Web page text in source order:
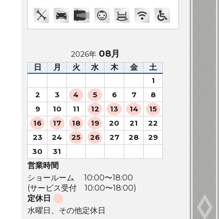
2026年 08月
日 月 火 水 木 金 土
1
2
3 4 5 6 7
8
9
10 11 12 13 14
15
16
17 18 19 20 21
22
23
24 25 26 27 28
29
30
31
営業時間
ショールーム 10:00〜18:00
(サービス受付 10:00〜18:00)
定休日
水曜日、その他定休日